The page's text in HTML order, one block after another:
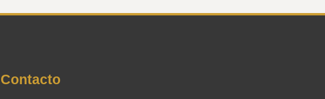
Contacto